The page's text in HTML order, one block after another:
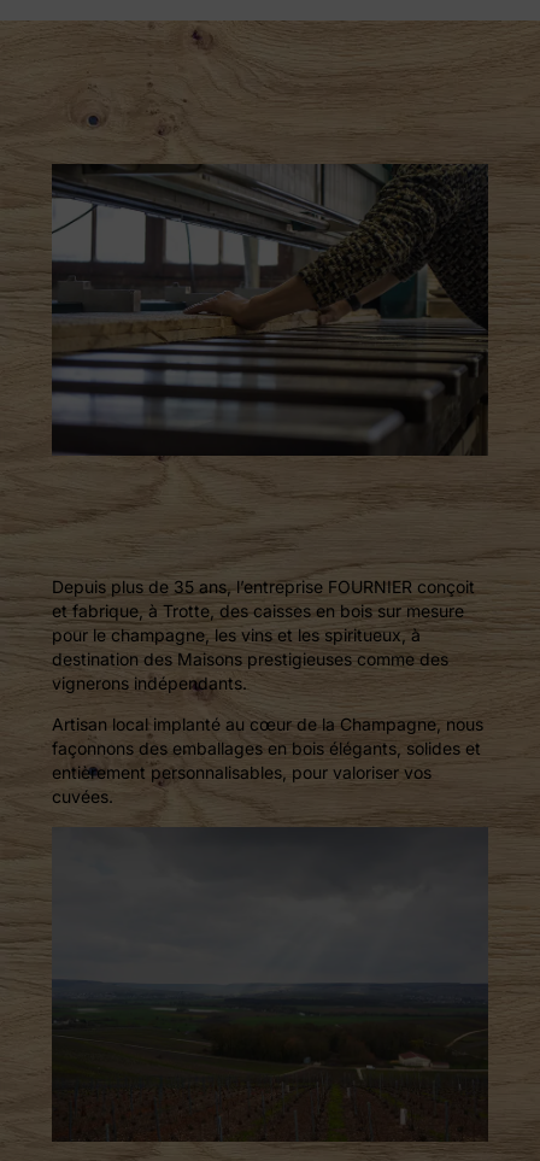
Depuis plus de 35 ans, l’entreprise FOURNIER conçoit
et fabrique, à Trotte, des caisses en bois sur mesure
pour le champagne, les vins et les spiritueux, à
destination des Maisons prestigieuses comme des
vignerons indépendants.
Artisan local implanté au cœur de la Champagne, nous
façonnons des emballages en bois élégants, solides et
entièrement personnalisables, pour valoriser vos
cuvées.